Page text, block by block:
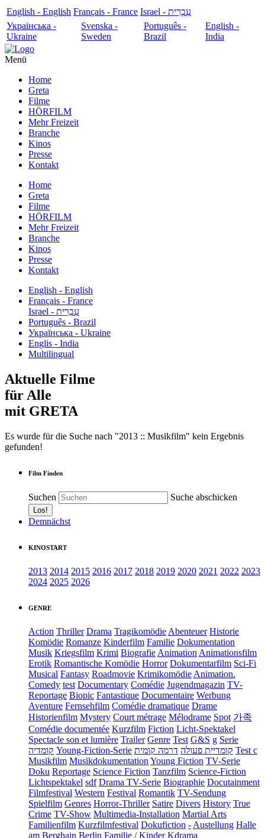
English - English Français - France
עִבְרִית - Israel
Українська -
Ukraine
Svenska -
Sweden
Português -
Brazil
English -
India
Menü
Home
Greta
Filme
HÖRFILM
Mehr Freizeit
Branche
Kinos
Presse
Kontakt
Home
Greta
Filme
HÖRFILM
Mehr Freizeit
Branche
Kinos
Presse
Kontakt
English - English
Français - France
עִבְרִית - Israel
Português - Brazil
Українська - Ukraine
Englis - India
Multilingual
Aktuelle Filme
für Alle
mit GRETA
Es wurde für die Suche nach "2013 :: Musikfilm" kein Ergebnis
gefunden!
Film Finden
Suchen Suche abschicken
Demnächst
KINOSTART
2013 2014 2015 2016 2017 2018 2019 2020 2021 2022 2023
2024 2025 2026
GENRE
Action Thriller Drama Tragikomödie Abenteuer Historie
Komödie Romanze Kinderfilm Familie Dokumentation
Musik Kriegsfilm Krimi Biografie Animation Animationsfilm
Erotik Romantische Komödie Horror Dokumentarfilm Sci-Fi
Musical Fantasy Roadmovie Krimikomödie Animation.
Comedy test Documentary Comédie Jugendmagazin TV-
Reportage Biopic Fantastique Documentaire Werbung
Aventure Fernsehfilm Comédie dramatique Drame
Historienfilm Mystery Court métrage Mélodrame Spot 가족
Comédie documentée Kurzfilm Fiction Licht-Spektakel
Spectacle son et lumière Trailer Genre Test G&S g Serie
קומדיה Young-Fiction-Serie קומדיית פעולה דרמה קומית
Test c
Musikfilm Musikdokumentation Young Fiction TV-Serie
Doku Reportage Science Fiction Tanzfilm Science-Fiction
Lichtspektakel sdf Drama TV-Serie Biographie Docutainment
Filmfestival Western Festival Romantik TV-Sendung
Spielfilm Genres Horror-Thriller Satire Divers History True
Crime TV-Show Multimedia-Installation Martial Arts
Familienfilm Kurzfilmfestival Dokufiction - Austellung Halle
am Berghain Berlin Familie / Kinder Kdrama